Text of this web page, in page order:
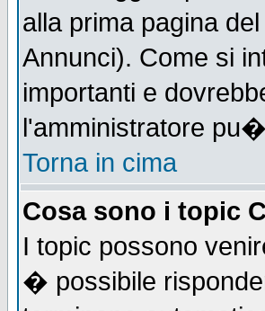
alla prima pagina
Annunci). Come si
importanti e
l'amministratore
Torna in cima
Cosa sono i topic
I topic possono
� possibile